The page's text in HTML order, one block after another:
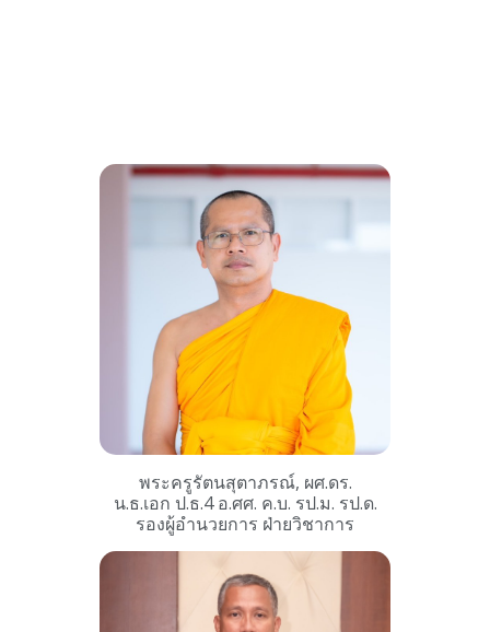
พระครูรัตนสุตาภรณ์, ผศ.ดร.
น.ธ.เอก ป.ธ.4 อ.ศศ. ค.บ. รป.ม. รป.ด.
รองผู้อำนวยการ ฝ่ายวิชาการ